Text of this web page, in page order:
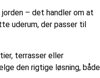
– det handler om at
uderum, der passer til
terrasser eller
den rigtige løsning, både